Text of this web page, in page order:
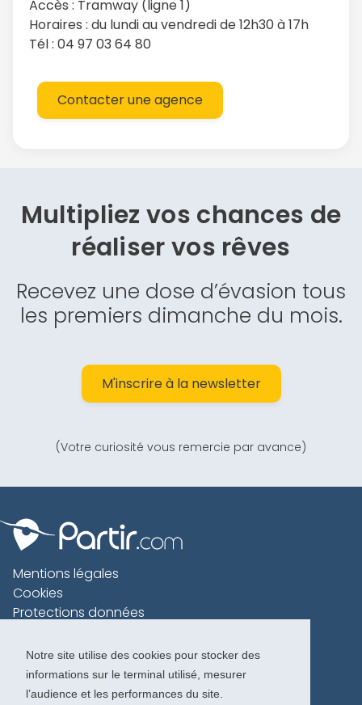
Notre site utilise des cookies pour stocker des
informations sur le terminal utilisé, mesurer
l’audience et les performances du site.
Accès : Tramway (ligne 1)
Horaires : du lundi au vendredi de 12h30 à 17h
Tél : 04 97 03 64 80
Contacter une agence
Multipliez vos chances de
réaliser vos rêves
Recevez une dose d’évasion tous
les premiers dimanche du mois.
M'inscrire à la newsletter
(Votre curiosité vous remercie par avance)
Mentions légales
Cookies
Protections données
Charte voyageur
Copyright 1996-2026